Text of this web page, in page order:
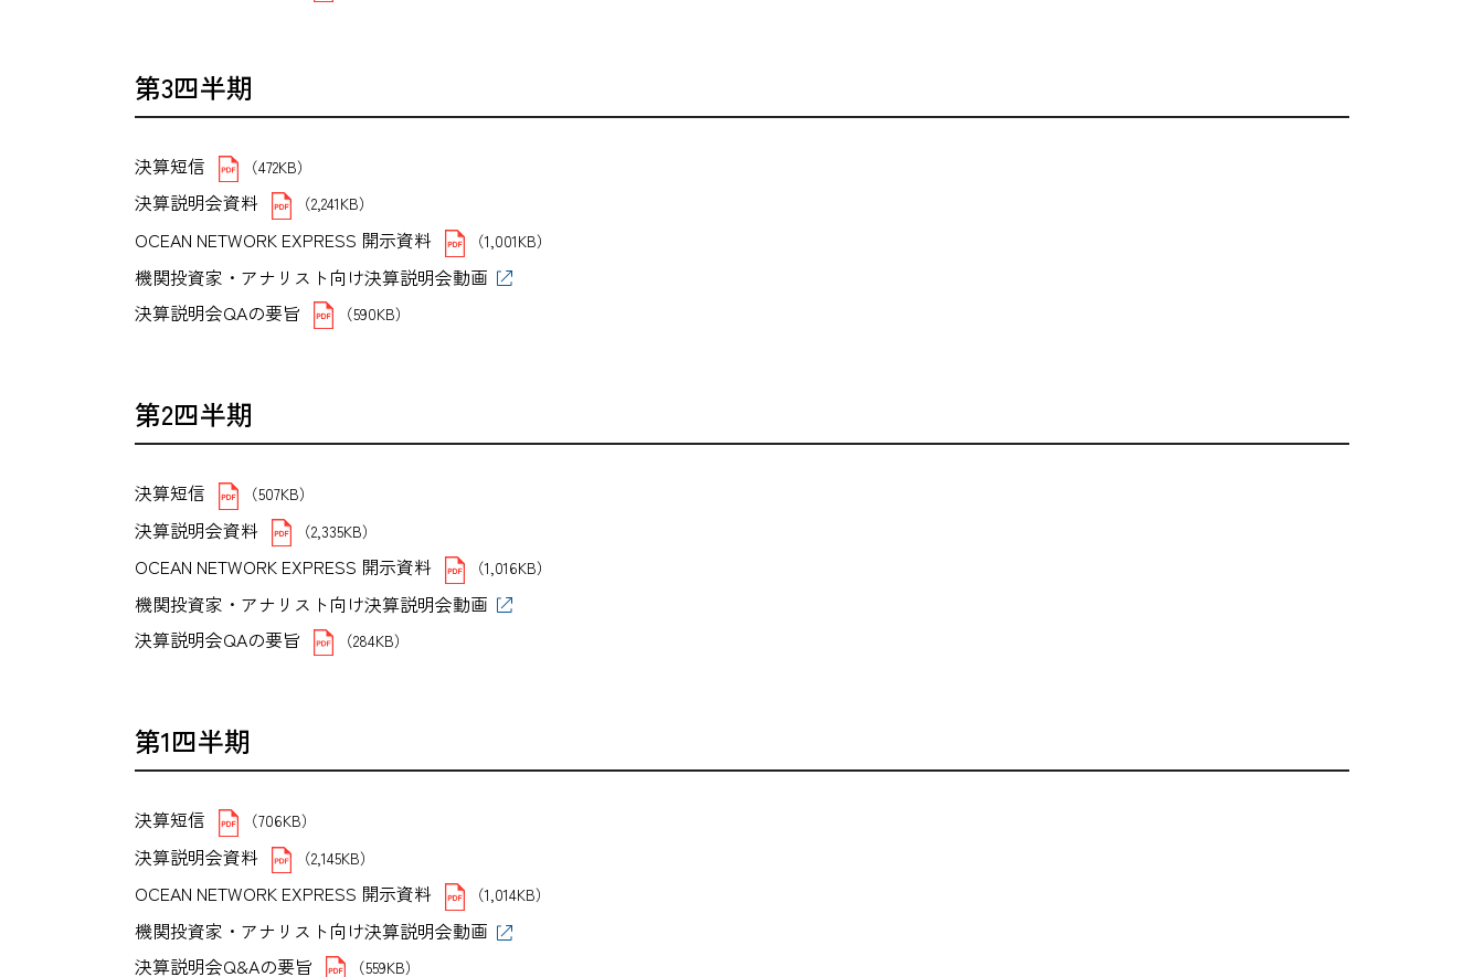
第3四半期
決算短信 （472KB）
決算説明会資料 （2,241KB）
OCEAN NETWORK EXPRESS 開示資料 （1,001KB）
機関投資家・アナリスト向け決算説明会動画
決算説明会QAの要旨
（590KB）
第2四半期
決算短信 （507KB）
決算説明会資料 （2,335KB）
OCEAN NETWORK EXPRESS 開示資料 （1,016KB）
機関投資家・アナリスト向け決算説明会動画
決算説明会QAの要旨
（284KB）
第1四半期
決算短信 （706KB）
決算説明会資料 （2,145KB）
OCEAN NETWORK EXPRESS 開示資料 （1,014KB）
機関投資家・アナリスト向け決算説明会動画
決算説明会Q&Aの要旨
（559KB）